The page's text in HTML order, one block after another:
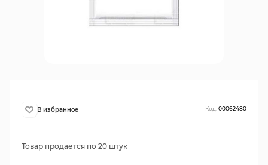
Код:00062480
Товар продается по 20 штук